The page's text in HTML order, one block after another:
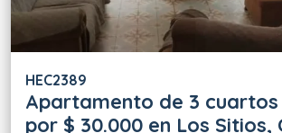
HEC2389
Apartamento de 3 cuartos
por $ 30.000 en Los Sitios,